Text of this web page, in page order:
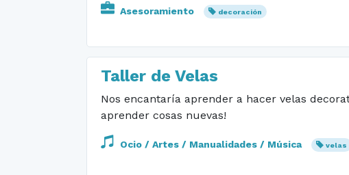
Asesoramiento decoración
Taller de Velas
Nos encantaría aprender a hacer velas
aprender cosas nuevas!
Ocio / Artes / Manualidades / Música velas